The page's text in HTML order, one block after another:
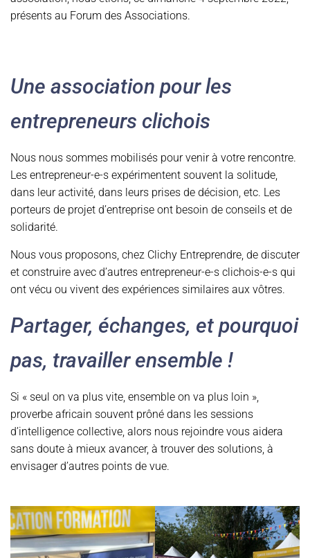
présents au Forum des Associations.
Une association pour les
entrepreneurs clichois
Nous nous sommes mobilisés pour venir à votre rencontre.
Les entrepreneur-e-s expérimentent souvent la solitude,
dans leur activité, dans leurs prises de décision, etc. Les
porteurs de projet d’entreprise ont besoin de conseils et de
solidarité.
Nous vous proposons, chez Clichy Entreprendre, de discuter
et construire avec d’autres entrepreneur-e-s clichois-e-s qui
ont vécu ou vivent des expériences similaires aux vôtres.
Partager, échanges, et pourquoi
pas, travailler ensemble !
Si « seul on va plus vite, ensemble on va plus loin »,
proverbe africain souvent prôné dans les sessions
d’intelligence collective, alors nous rejoindre vous aidera
sans doute à mieux avancer, à trouver des solutions, à
envisager d’autres points de vue.